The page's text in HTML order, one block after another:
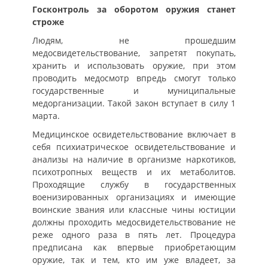
Госконтроль за оборотом оружия станет
строже
Людям, не прошедшим
медосвидетельствование, запретят покупать,
хранить и использовать оружие, при этом
проводить медосмотр впредь смогут только
государственные и муниципальные
медорганизации. Такой закон вступает в силу 1
марта.
Медицинское освидетельствование включает в
себя психиатрическое освидетельствование и
анализы на наличие в организме наркотиков,
психотропных веществ и их метаболитов.
Проходящие службу в государственных
военизированных организациях и имеющие
воинские звания или классные чины юстиции
должны проходить медосвидетельствование не
реже одного раза в пять лет. Процедура
предписана как впервые приобретающим
оружие, так и тем, кто им уже владеет, за